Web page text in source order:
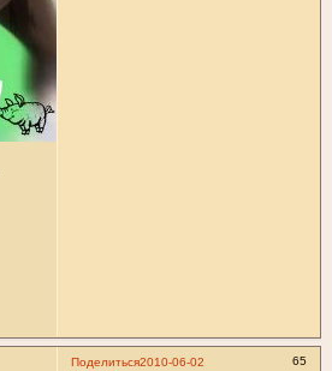
Поделиться 65
2010-06-02